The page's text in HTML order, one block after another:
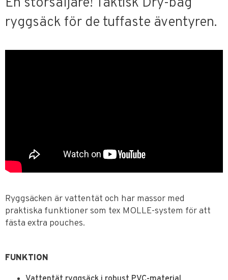
ryggsäck för de tuffaste äventyren.
Ryggsäcken är vattentät och har massor med
praktiska funktioner som tex MOLLE-system för att
fästa extra pouches.
FUNKTION